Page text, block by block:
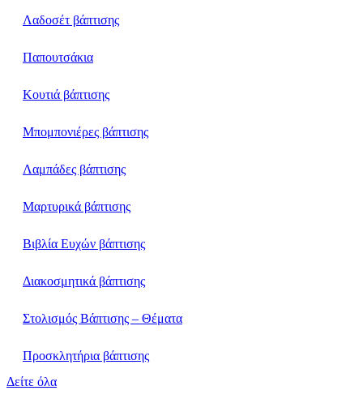
Λαδοσέτ βάπτισης
Παπουτσάκια
Κουτιά βάπτισης
Μπομπονιέρες βάπτισης
Λαμπάδες βάπτισης
Μαρτυρικά βάπτισης
Βιβλία Ευχών βάπτισης
Διακοσμητικά βάπτισης
Στολισμός Βάπτισης – Θέματα
Προσκλητήρια βάπτισης
Δείτε όλα